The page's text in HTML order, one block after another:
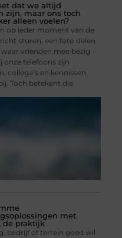
dat we altijd
zijn, maar ons toch
alleen voelen?
op ieder moment van de
sturen, een foto delen
vrienden mee bezig
onze telefoons zijn
collega’s en kennissen
Toch betekent die
met
de praktijk
bedrijf of terrein goed wil